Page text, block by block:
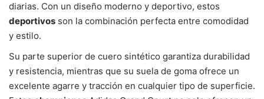
diarias. Con un diseño moderno y deportivo, estos
deportivos son la combinación perfecta entre comodidad
y estilo.
Su parte superior de cuero sintético garantiza durabilidad
y resistencia, mientras que su suela de goma ofrece un
excelente agarre y tracción en cualquier tipo de superficie.